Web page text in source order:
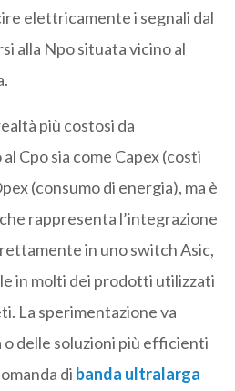
elettricamente i segnali dal
alla Npo situata vicino al
più costosi da
Cpo sia come Capex (costi
(consumo di energia), ma è
rappresenta l’integrazione
in uno switch Asic,
in molti dei prodotti utilizzati
La sperimentazione va
o delle soluzioni più efficienti
di banda ultralarga